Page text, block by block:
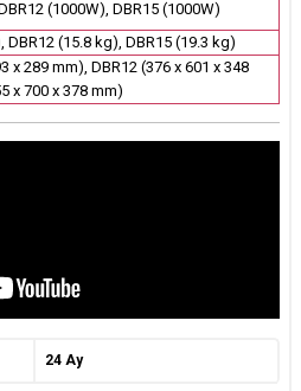
(1000W), DBR15 (1000W)
DBR12 (15.8 kg), DBR15 (19.3 kg)
x 289 mm), DBR12 (376 x 601 x 348
x 700 x 378 mm)
24 Ay